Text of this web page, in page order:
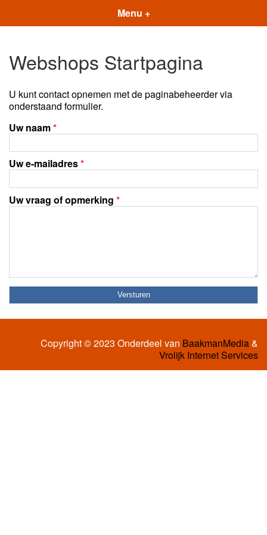
Menu +
Webshops Startpagina
U kunt contact opnemen met de paginabeheerder via
onderstaand formulier.
Uw naam*
Uw e-mailadres*
Uw vraag of opmerking *
Copyright © 2023 Onderdeel van BaakmanMedia&
Vrolijk Internet Services